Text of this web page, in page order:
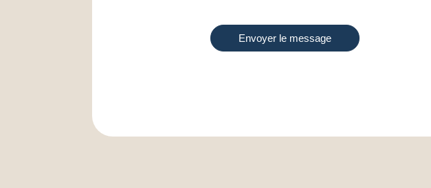
Envoyer le message